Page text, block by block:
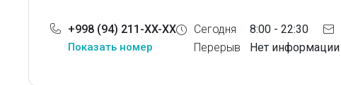
+998 (94) 211-XX-XX
Показать номер
Сегодня
Перерыв
8:00 - 22:30
Нет информации